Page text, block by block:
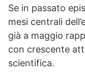
Se in passato
mesi centrali
già a maggio
con crescente
scientifica.